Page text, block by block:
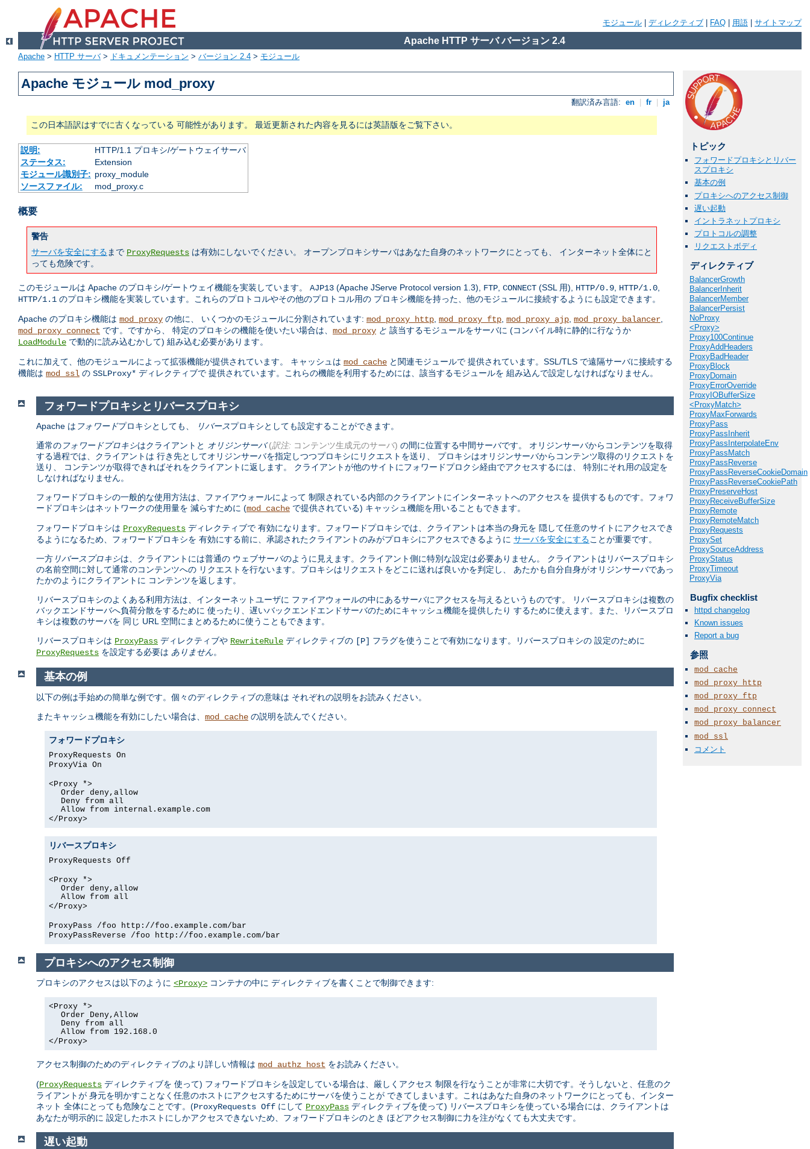
モジュール ディレクティブ FAQ 用語 サイトマップ
Apache HTTP サーバ バージョン 2.4
Apache > HTTP サーバ> ドキュメンテーション > バージョン 2.4 > モジュール
Apache モジュール mod_proxy
翻訳済み言語: en fr ja
この日本語訳はすでに古くなっている 可能性があります。 最近更新された内容を見るには英語版をご覧下さい。
説明:
HTTP/1.1 プロキシ/ゲートウェイサーバ
ステータス:
Extension
モジュール識別子: proxy_module
ソースファイル:
mod_proxy.c
概要
警告
サーバを安全にする まで ProxyRequests は有効にしないでください。 オープンプロキシサーバはあなた自身のネットワークにとっても、 インターネット全体にと
っても危険です。
このモジュールは Apache のプロキシ/ゲートウェイ機能を実装しています。 AJP13 (Apache JServe Protocol version 1.3), FTP CONNECT (SSL 用), HTTP/0.9 HTTP/1.0
HTTP/1.1 のプロキシ機能を実装しています。これらのプロトコルやその他のプロトコル用の プロキシ機能を持った、他のモジュールに接続するようにも設定できます。
Apache のプロキシ機能は mod_proxy の他に、 いくつかのモジュールに分割されています: mod_proxy_http mod_proxy_ftp mod_proxy_ajp mod_proxy_balancer
mod_proxy_connect です。ですから、 特定のプロキシの機能を使いたい場合は、 mod_proxy と 該当するモジュールをサーバに (コンパイル時に静的に行なうか
LoadModule で動的に読み込むかして) 組み込む必要があります。
これに加えて、他のモジュールによって拡張機能が提供されています。 キャッシュは mod_cache と関連モジュールで 提供されています。SSL/TLS で遠隔サーバに接続する
機能は mod_ssl の SSLProxy* ディレクティブで 提供されています。これらの機能を利用するためには、該当するモジュールを 組み込んで設定しなければなりません。
トピック
フォワードプロキシとリバー
スプロキシ
基本の例
プロキシへのアクセス制御
遅い起動
イントラネットプロキシ
プロトコルの調整
リクエストボディ
ディレクティブ
BalancerGrowth
BalancerInherit
BalancerMember
BalancerPersist
NoProxy
<Proxy>
Proxy100Continue
ProxyAddHeaders
ProxyBadHeader
ProxyBlock
ProxyDomain
ProxyErrorOverride
ProxyIOBufferSize
<ProxyMatch>
ProxyMaxForwards
ProxyPass
ProxyPassInherit
ProxyPassInterpolateEnv
ProxyPassMatch
ProxyPassReverse
ProxyPassReverseCookieDomain
ProxyPassReverseCookiePath
ProxyPreserveHost
ProxyReceiveBufferSize
ProxyRemote
ProxyRemoteMatch
ProxyRequests
ProxySet
ProxySourceAddress
ProxyStatus
ProxyTimeout
ProxyVia
Bugfix checklist
httpd changelog
Known issues
Report a bug
参照
mod_cache
mod_proxy_http
mod_proxy_ftp
mod_proxy_connect
mod_proxy_balancer
mod_ssl
コメント
フォワードプロキシとリバースプロキシ
Apache は フォワードプロキシとしても、 リバースプロキシとしても設定することができます。
通常のフォワードプロキシはクライアントと オリジンサーバ (訳注: コンテンツ生成元のサーバ) の間に位置する中間サーバです。 オリジンサーバからコンテンツを取得
する過程では、クライアントは 行き先としてオリジンサーバを指定しつつプロキシにリクエストを送り、 プロキシはオリジンサーバからコンテンツ取得のリクエストを
送り、 コンテンツが取得できればそれをクライアントに返します。 クライアントが他のサイトにフォワードプロクシ経由でアクセスするには、 特別にそれ用の設定を
しなければなりません。
フォワードプロキシの一般的な使用方法は、ファイアウォールによって 制限されている内部のクライアントにインターネットへのアクセスを 提供するものです。フォワ
ードプロキシはネットワークの使用量を 減らすために (mod_cache で提供されている) キャッシュ機能を用いることもできます。
フォワードプロキシは ProxyRequests ディレクティブで 有効になります。フォワードプロキシでは、クライアントは本当の身元を 隠して任意のサイトにアクセスでき
るようになるため、フォワードプロキシを 有効にする前に、承認されたクライアントのみがプロキシにアクセスできるように サーバを安全にすることが重要です。
一方 リバースプロキシは、クライアントには普通の ウェブサーバのように見えます。クライアント側に特別な設定は必要ありません。 クライアントはリバースプロキシ
の名前空間に対して通常のコンテンツへの リクエストを行ないます。プロキシはリクエストをどこに送れば良いかを判定し、 あたかも自分自身がオリジンサーバであっ
たかのようにクライアントに コンテンツを返します。
リバースプロキシのよくある利用方法は、インターネットユーザに ファイアウォールの中にあるサーバにアクセスを与えるというものです。 リバースプロキシは複数の
バックエンドサーバへ負荷分散をするために 使ったり、遅いバックエンドエンドサーバのためにキャッシュ機能を提供したり するために使えます。また、リバースプロ
キシは複数のサーバを 同じ URL 空間にまとめるために使うこともできます。
リバースプロキシは ProxyPass ディレクティブや RewriteRule ディレクティブの [P] フラグを使うことで有効になります。リバースプロキシの 設定のために
ProxyRequests を設定する必要は ありません。
基本の例
以下の例は手始めの簡単な例です。個々のディレクティブの意味は それぞれの説明をお読みください。
またキャッシュ機能を有効にしたい場合は、 mod_cache の説明を読んでください。
フォワードプロキシ
ProxyRequests On
ProxyVia On
<Proxy *>
Order deny,allow
Deny from all
Allow from internal.example.com
</Proxy>
リバースプロキシ
ProxyRequests Off
<Proxy *>
Order deny,allow
Allow from all
</Proxy>
ProxyPass /foo http://foo.example.com/bar
ProxyPassReverse /foo http://foo.example.com/bar
プロキシへのアクセス制御
プロキシのアクセスは以下のように <Proxy> コンテナの中に ディレクティブを書くことで制御できます:
<Proxy *>
Order Deny,Allow
Deny from all
Allow from 192.168.0
</Proxy>
アクセス制御のためのディレクティブのより詳しい情報は mod_authz_host をお読みください。
(ProxyRequests ディレクティブを 使って) フォワードプロキシを設定している場合は、厳しくアクセス 制限を行なうことが非常に大切です。そうしないと、任意のク
ライアントが 身元を明かすことなく任意のホストにアクセスするためにサーバを使うことが できてしまいます。これはあなた自身のネットワークにとっても、インター
ネット 全体にとっても危険なことです。(ProxyRequests Off にして ProxyPass ディレクティブを使って) リバースプロキシを使っている場合には、クライアントは
あなたが明示的に 設定したホストにしかアクセスできないため、フォワードプロキシのとき ほどアクセス制御に力を注がなくても大丈夫です。
遅い起動